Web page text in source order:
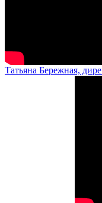
Татьяна Бережная,